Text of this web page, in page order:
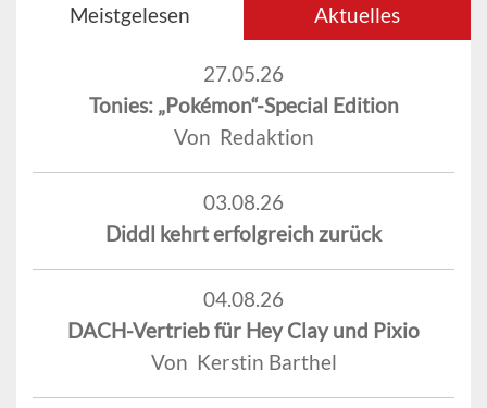
Meistgelesen Aktuelles
27.05.26
Tonies: „Pokémon“-Special Edition
Von Redaktion
03.08.26
Diddl kehrt erfolgreich zurück
04.08.26
DACH-Vertrieb für Hey Clay und Pixio
Von Kerstin Barthel